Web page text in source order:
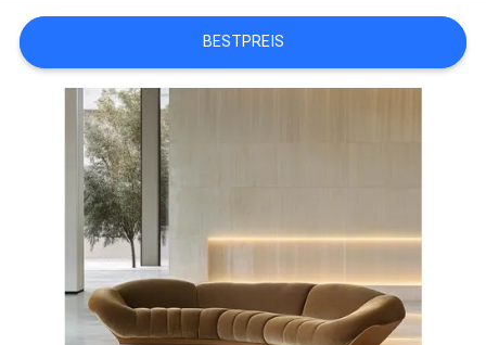
UNS
FABRIK
KONTAKT
NACHRICHTEN
BESTPREIS